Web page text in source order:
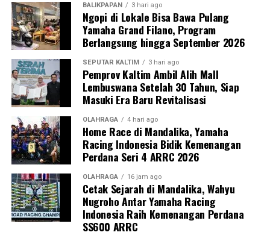
BALIKPAPAN 3 hari ago
Ngopi di Lokale Bisa Bawa Pulang
Yamaha Grand Filano, Program
Berlangsung hingga September 2026
SEPUTAR KALTIM 3 hari ago
Pemprov Kaltim Ambil Alih Mall
Lembuswana Setelah 30 Tahun, Siap
Masuki Era Baru Revitalisasi
OLAHRAGA 4 hari ago
Home Race di Mandalika, Yamaha
Racing Indonesia Bidik Kemenangan
Perdana Seri 4 ARRC 2026
OLAHRAGA 16 jam ago
Cetak Sejarah di Mandalika, Wahyu
Nugroho Antar Yamaha Racing
Indonesia Raih Kemenangan Perdana
SS600 ARRC